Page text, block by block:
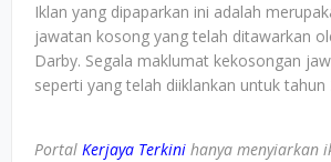
Iklan yang dipaparkan ini adalah
jawatan kosong yang telah ditawarkan
Darby. Segala maklumat kekosongan
seperti yang telah diiklankan untuk tahun
Portal Kerjaya Terkini hanya menyiarkan